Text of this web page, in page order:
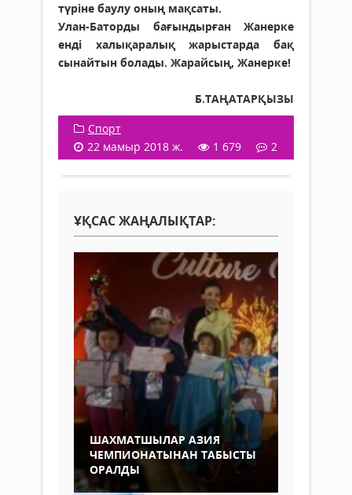
түріне баулу оның мақсаты.
Улан-Баторды бағындырған Жанерке
енді халықаралық жарыстарда бақ
сынайтын болады. Жарайсың, Жанерке!
Б.ТАҢАТАРҚЫЗЫ
Спорт
22 мамыр 2018 ж.
1 679 2
ҰҚСАС ЖАҢАЛЫҚТАР:
ШАХМАТШЫЛАР АЗИЯ
ЧЕМПИОНАТЫНАН ТАБЫСТЫ
ОРАЛДЫ